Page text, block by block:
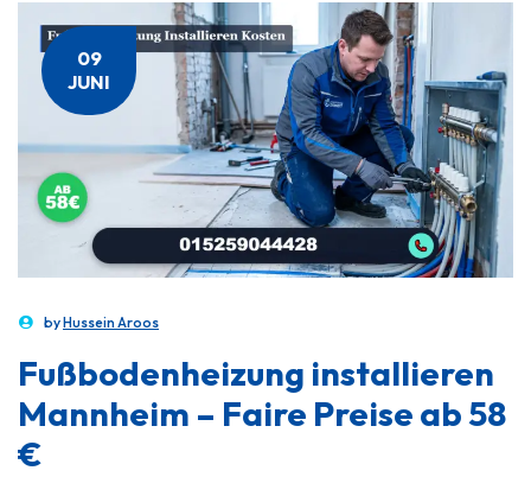
09
JUNI
byHussein Aroos
Fußbodenheizung installieren
Mannheim – Faire Preise ab 58
€